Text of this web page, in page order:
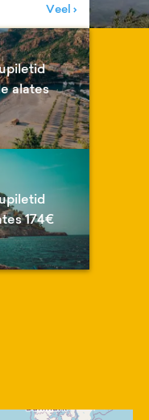
Veel ›
alates
174€